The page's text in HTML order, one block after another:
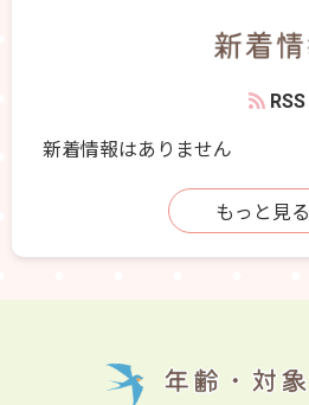
RSS
新着情報はありません
もっと見る